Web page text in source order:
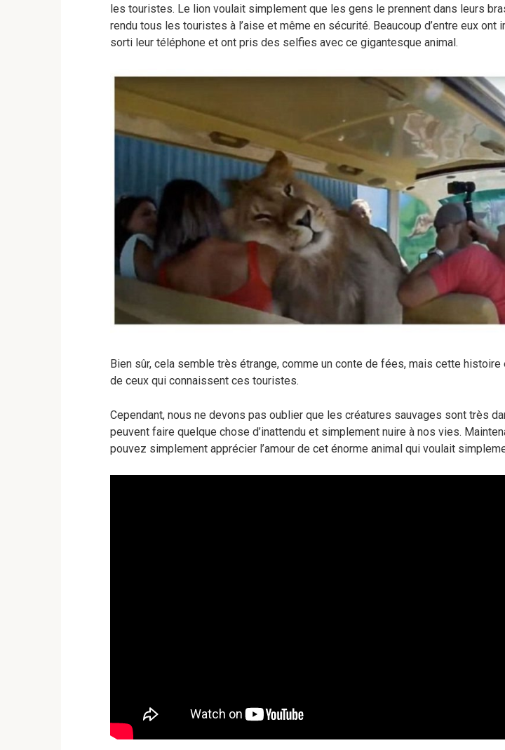
les touristes. Le lion voulait simplement que les gens le prennent dans leurs
rendu tous les touristes à l’aise et même en sécurité. Beaucoup d’entre eux ont
sorti leur téléphone et ont pris des selfies avec ce gigantesque animal.
Bien sûr, cela semble très étrange, comme un conte de fées, mais cette histoire
de ceux qui connaissent ces touristes.
Cependant, nous ne devons pas oublier que les créatures sauvages sont très
peuvent faire quelque chose d’inattendu et simplement nuire à nos vies.
pouvez simplement apprécier l’amour de cet énorme animal qui voulait